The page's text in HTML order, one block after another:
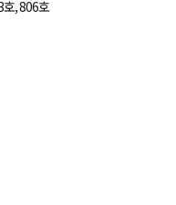
, 806호